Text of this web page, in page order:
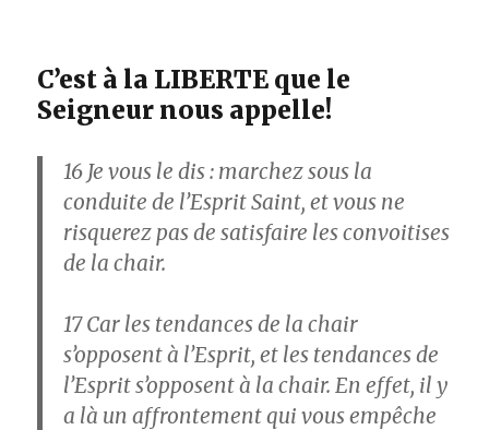
C’est à la LIBERTE que le
Seigneur nous appelle!
16 Je vous le dis : marchez sous la
conduite de l’Esprit Saint, et vous ne
risquerez pas de satisfaire les convoitises
de la chair.
17Car les tendances de la chair
s’opposent à l’Esprit, et les tendances de
l’Esprit s’opposent à la chair. En effet, il y
a là un affrontement qui vous empêche